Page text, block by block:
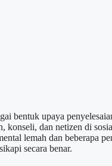
bentuk upaya
konseli, dan netizen di
lemah dan beberapa
secara benar.